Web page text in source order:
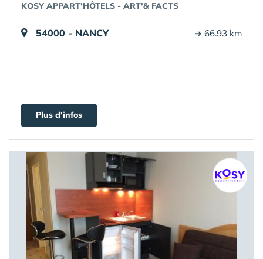
KOSY APPART'HÔTELS - ART'& FACTS
54000 - NANCY ➔ 66.93 km
Plus d'infos